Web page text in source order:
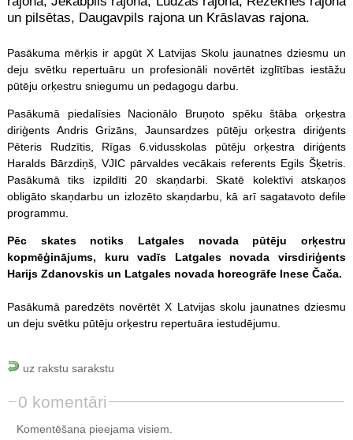
un pilsētas, Daugavpils rajona un Krāslavas rajona.
Pasākuma mērķis ir apgūt X Latvijas Skolu jaunatnes dziesmu un
deju svētku repertuāru un profesionāli novērtēt izglītības iestāžu
pūtēju orķestru sniegumu un pedagogu darbu.
Pasākumā piedalīsies Nacionālo Bruņoto spēku štāba orķestra
diriģents Andris Grizāns, Jaunsardzes pūtēju orķestra diriģents
Pēteris Rudzītis, Rīgas 6.vidusskolas pūtēju orķestra diriģents
Haralds Bārzdiņš, VJIC pārvaldes vecākais referents Egils Šķetris.
Pasākumā tiks izpildīti 20 skaņdarbi. Skatē kolektīvi atskaņos
obligāto skaņdarbu un izlozēto skaņdarbu, kā arī sagatavoto defile
programmu.
Pēc skates notiks Latgales novada pūtēju orķestru
kopmēģinājums, kuru vadīs Latgales novada virsdiriģents
Harijs Zdanovskis un Latgales novada horeogrāfe Inese Čača.
Pasākumā paredzēts novērtēt X Latvijas skolu jaunatnes dziesmu
un deju svētku pūtēju orķestru repertuāra iestudējumu.
uz rakstu sarakstu
0 komentāri
Komentēšana pieejama visiem.